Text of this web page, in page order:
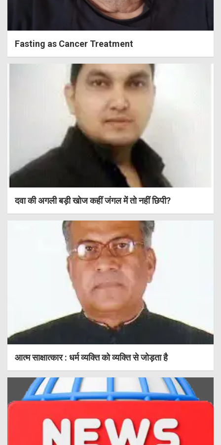
Fasting as Cancer Treatment
दवा की अगली बड़ी खोज कहीं जंगल में तो नहीं छिपी?
आत्म साक्षात्कार : धर्म व्यक्ति को व्यक्ति से जोड़ता है